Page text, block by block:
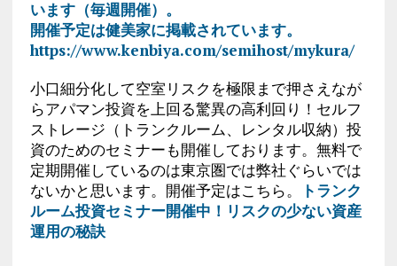
います（毎週開催）。
開催予定は健美家に掲載されています。
https://www.kenbiya.com/semihost/mykura/
小口細分化して空室リスクを極限まで押さえなが
らアパマン投資を上回る驚異の高利回り！セルフ
ストレージ（トランクルーム、レンタル収納）投
資のためのセミナーも開催しております。無料で
定期開催しているのは東京圏では弊社ぐらいでは
ないかと思います。開催予定はこちら。
トランク
ルーム投資セミナー開催中！リスクの少ない資産
運用の秘訣